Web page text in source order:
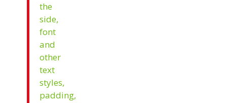
the
side,
font
and
other
text
styles,
padding,